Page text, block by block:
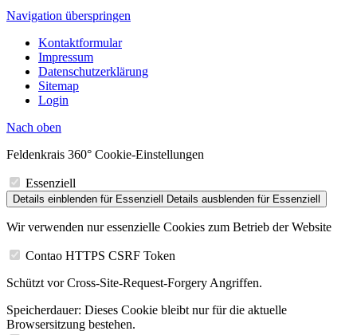
Navigation überspringen
Kontaktformular
Impressum
Datenschutzerklärung
Sitemap
Login
Nach oben
Feldenkrais 360° Cookie-Einstellungen
Essenziell
Details einblenden für Essenziell Details ausblenden für Essenziell
Wir verwenden nur essenzielle Cookies zum Betrieb der Website
Contao HTTPS CSRF Token
Schützt vor Cross-Site-Request-Forgery Angriffen.
Speicherdauer: Dieses Cookie bleibt nur für die aktuelle
Browsersitzung bestehen.